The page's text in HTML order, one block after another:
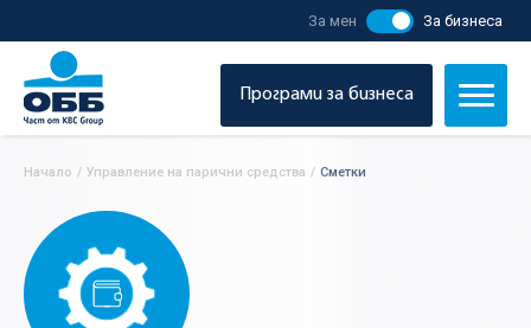
За мен За бизнеса
Програми за бизнеса
Начало / Управление на парични средства / Сметки